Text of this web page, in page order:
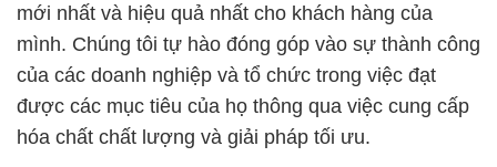
mới nhất và hiệu quả nhất cho khách hàng của
mình. Chúng tôi tự hào đóng góp vào sự thành công
của các doanh nghiệp và tổ chức trong việc đạt
được các mục tiêu của họ thông qua việc cung cấp
hóa chất chất lượng và giải pháp tối ưu.